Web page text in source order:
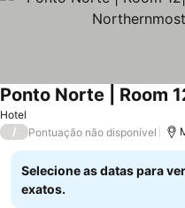
Hotel
/ Pontuação não disponível
Selecione as datas para
exatos.